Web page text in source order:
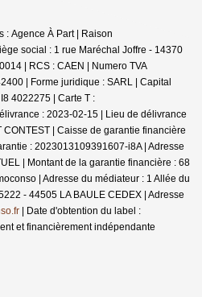
: Agence À Part | Raison
social : 1 rue Maréchal Joffre - 14370
| RCS : CAEN | Numero TVA
| Forme juridique : SARL | Capital
4022275 | Carte T :
: 2023-02-15 | Lieu de délivrance
| Caisse de garantie financière
: 2023013109391607-i8A | Adresse
| Montant de la garantie financière : 68
| Adresse du médiateur : 1 Allée du
- 44505 LA BAULE CEDEX | Adresse
| Date d'obtention du label :
et financièrement indépendante